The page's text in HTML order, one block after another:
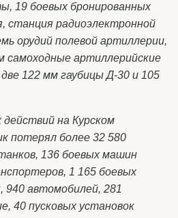
19 боевых бронированных
станция радиоэлектронной
орудий полевой артиллерии,
самоходные артиллерийские
122 мм гаубицы Д-30 и 105
действий на Курском
потерял более 32 580
136 боевых машин
1 165 боевых
940 автомобилей, 281
40 пусковых установок